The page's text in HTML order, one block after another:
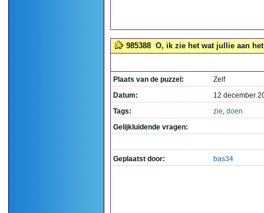
985388 O, ik zie het wat jullie aan
Plaats van de puzzel:
Zelf
Datum:
12 december
Tags:
zie, doen
Gelijkluidende vragen:
Geplaatst door: bas34